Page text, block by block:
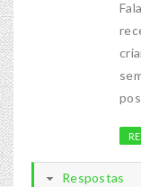
Respostas